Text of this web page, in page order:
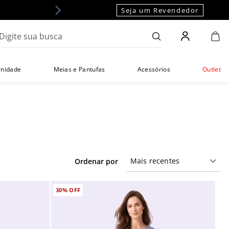
Seja um Revendedor
Meias e Pantufas Acessórios Outlet
Mais recentes
30%OFF